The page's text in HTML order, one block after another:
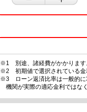
※1 別途、諸経費がかかります
※2 初期値で選択されている金
※3 ローン返済比率は一般的に
機関が実際の適応金利ではな